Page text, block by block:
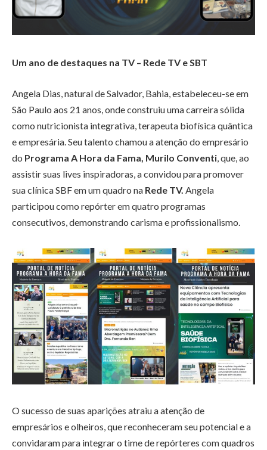
Um ano de destaques na TV – Rede TV e SBT
Angela Dias, natural de Salvador, Bahia, estabeleceu-se em
São Paulo aos 21 anos, onde construiu uma carreira sólida
como nutricionista integrativa, terapeuta biofísica quântica
e empresária. Seu talento chamou a atenção do empresário
do Programa A Hora da Fama, Murilo Conventi , que, ao
assistir suas lives inspiradoras, a convidou para promover
sua clínica SBF em um quadro na Rede TV. Angela
participou como repórter em quatro programas
consecutivos, demonstrando carisma e profissionalismo.
O sucesso de suas aparições atraiu a atenção de
empresários e olheiros, que reconheceram seu potencial e a
convidaram para integrar o time de repórteres com quadros